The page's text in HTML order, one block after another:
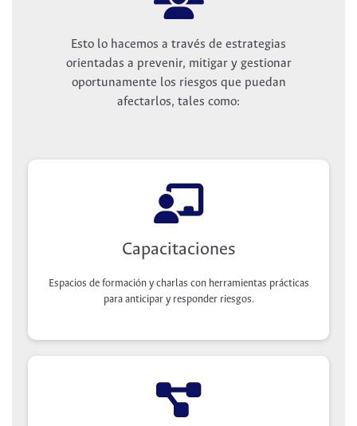
Esto lo hacemos a través de estrategias
orientadas a prevenir, mitigar y gestionar
oportunamente los riesgos que puedan
afectarlos, tales como:
Capacitaciones
Espacios de formación y charlas con herramientas prácticas
para anticipar y responder riesgos.